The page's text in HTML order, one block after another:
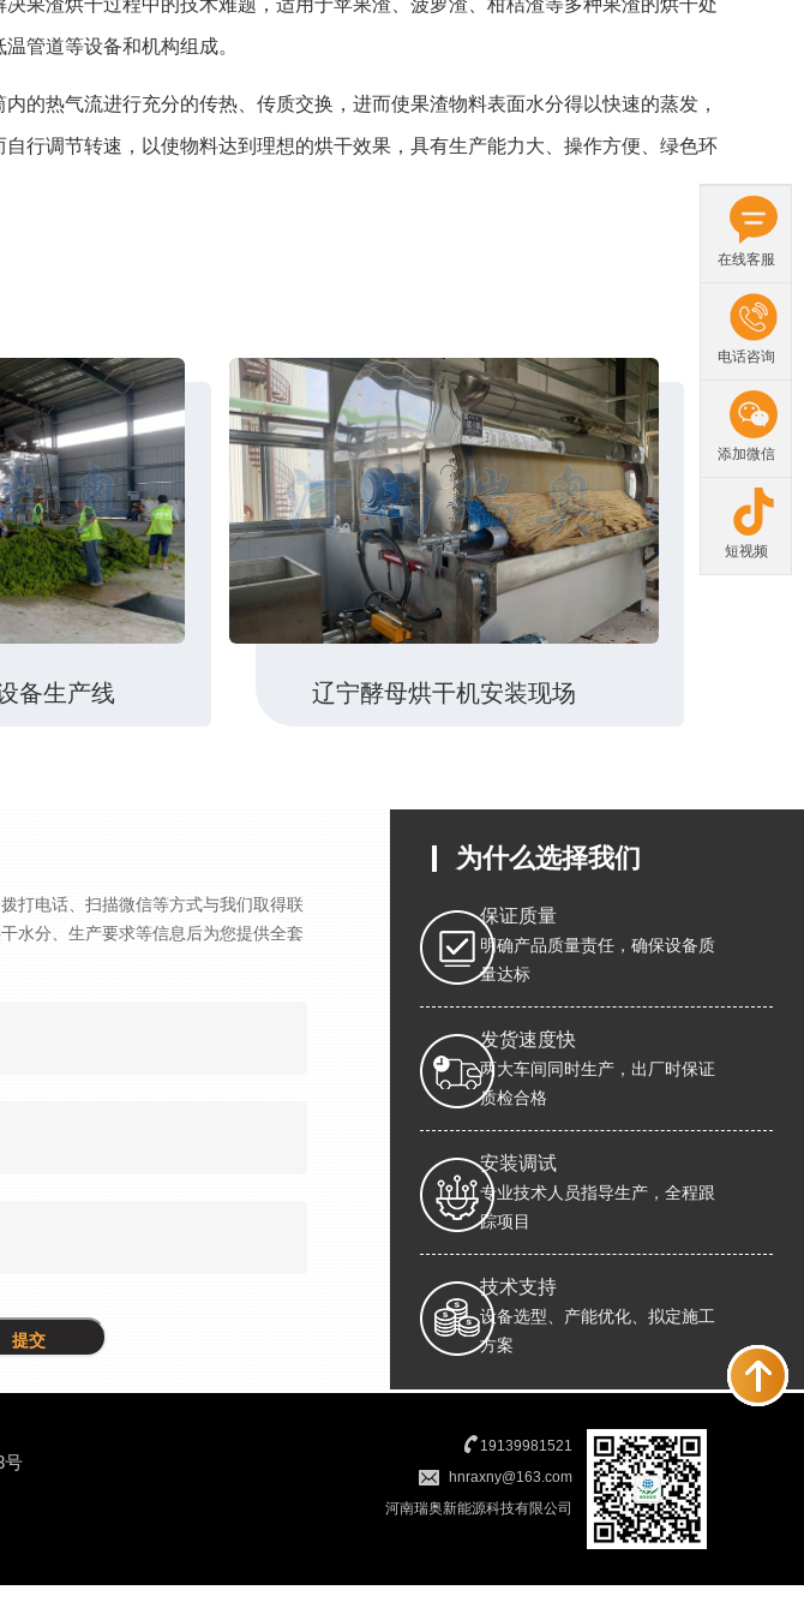
管道等设备和机构组成。
热气流进行充分的传热、传质交换，进而使果渣物料表面水分得以快速的蒸发，
行调节转速，以使物料达到理想的烘干效果，具有生产能力大、操作方便、绿色环
备生产线 辽宁酵母烘干机安装现场
打电话、扫描微信等方式与我们取得联
水分、生产要求等信息后为您提供全套
为什么选择我们
保证质量
明确产品质量责任，确保设备质
量达标
发货速度快
两大车间同时生产，出厂时保证
质检合格
安装调试
专业技术人员指导生产，全程跟
踪项目
技术支持
设备选型、产能优化、拟定施工
方案
号
19139981521
hnraxny@163.com
河南瑞奥新能源科技有限公司
在线客服
电话咨询
添加微信
短视频